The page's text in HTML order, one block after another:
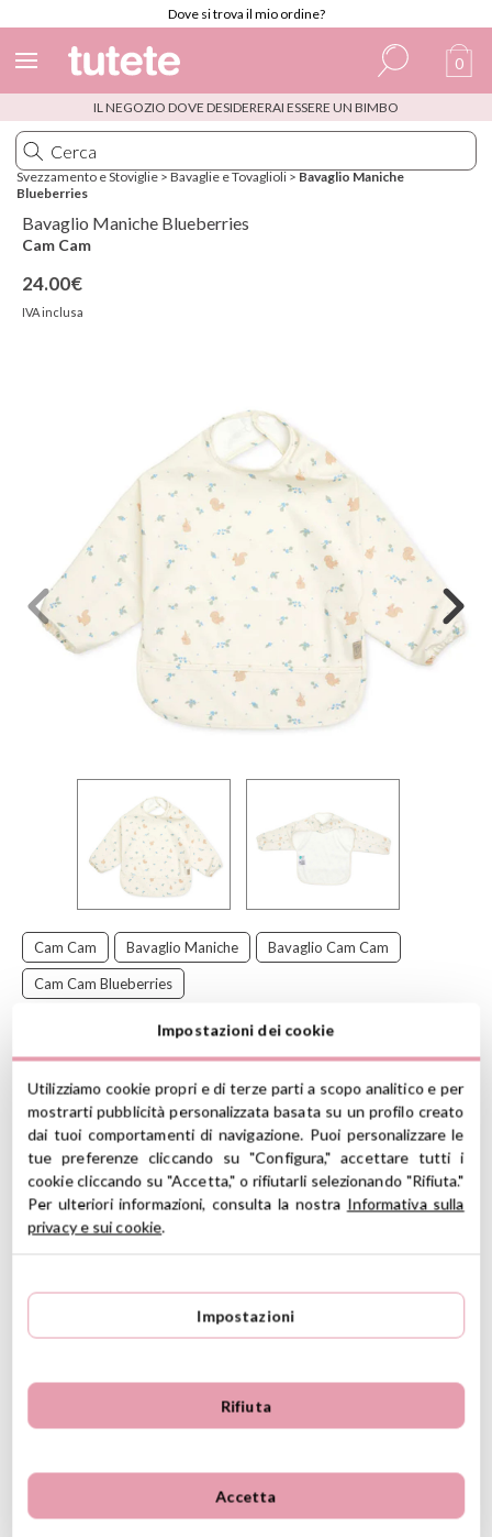
Dove si trova il mio ordine?
Spagnolo
Italiano
Inglese
Portoghese
0
IL NEGOZIO DOVE DESIDERERAI ESSERE UN BIMBO
Svezzamento e Stoviglie > Bavaglie e Tovaglioli > Bavaglio Maniche
Blueberries
Bavaglio Maniche Blueberries
Cam Cam
24.00€
IVA inclusa
Cam Cam Bavaglio Maniche Bavaglio Cam Cam
Cam Cam Blueberries
Bavaglio con maniche utilissimo nella prima tappa dello
svezzamento per proteggere gli abiti durante la pappa. Con tasca
anteriore.
Cam Cam Copenhagen®è una marca scandinava che lavora con
i più raffinati cotoni organici, combinandoli in dolci colori pastello.
Altissima qualità, cura del disegno e di ogni singolo dettaglio sono
i punti di forza di questa marca ricercatissima tra le mamme che
amano il simply-chic.
CARATTERISTICHE
OEKO-TEX®
Chiusura al collo a pressione
Lavabile in lavatrice max 40° ciclo delicato
Indicato da 1 a 3 anni
Misura: 41 x 75 cm (larghezza da polso a polso)
ID: 101097
Ver información GPSR
Información sobre el fabricante y/o importador/distribuidor
Impostazioni dei cookie
Utilizziamo cookie propri e di terze parti a scopo analitico e per
mostrarti pubblicità personalizzata basata su un profilo creato
dai tuoi comportamenti di navigazione. Puoi personalizzare le
tue preferenze cliccando su "Configura," accettare tutti i
cookie cliccando su "Accetta," o rifiutarli selezionando "Rifiuta."
Per ulteriori informazioni, consulta la nostra Informativa sulla
privacy e sui cookie.
Impostazioni
Rifiuta
Accetta